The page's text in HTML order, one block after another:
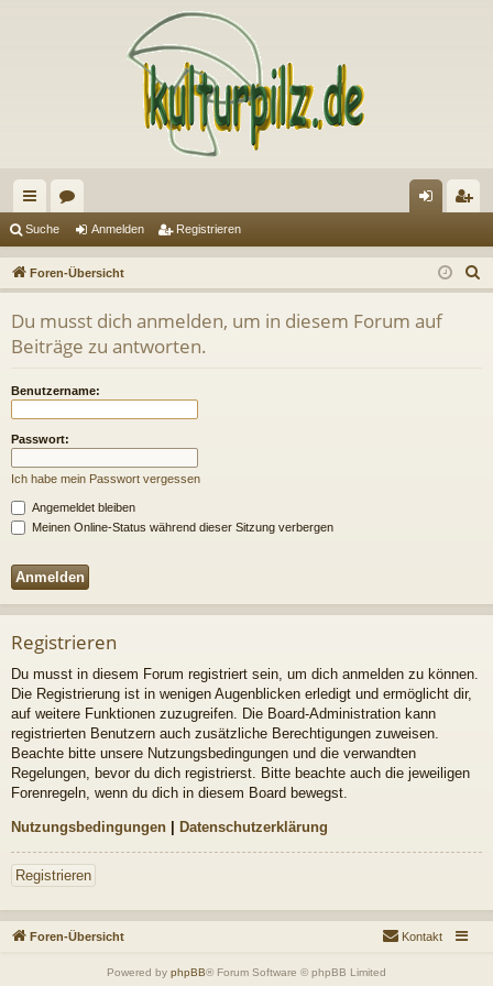
ch
ne
llz
ug
en m
el
de
ist
rie
Suche Anmelden Registrieren
Foren-Übersicht
u
Du musst dich anmelden, um in diesem Forum auf
Beiträge zu antworten.
Benutzername:
Passwort:
Ich habe mein Passwort vergessen
Angemeldet bleiben
Meinen Online-Status während dieser Sitzung verbergen
Registrieren
Du musst in diesem Forum registriert sein, um dich anmelden zu können.
Die Registrierung ist in wenigen Augenblicken erledigt und ermöglicht dir,
auf weitere Funktionen zuzugreifen. Die Board-Administration kann
registrierten Benutzern auch zusätzliche Berechtigungen zuweisen.
Beachte bitte unsere Nutzungsbedingungen und die verwandten
Regelungen, bevor du dich registrierst. Bitte beachte auch die jeweiligen
Forenregeln, wenn du dich in diesem Board bewegst.
Nutzungsbedingungen | Datenschutzerklärung
Registrieren
Foren-Übersicht Kontakt
Powered by phpBB® Forum Software © phpBB Limited